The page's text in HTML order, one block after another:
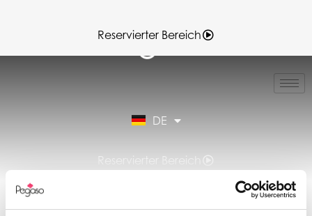
DE
IT
ES
Reservierter Bereich
Reservierter Bereich
TECHNISCHER